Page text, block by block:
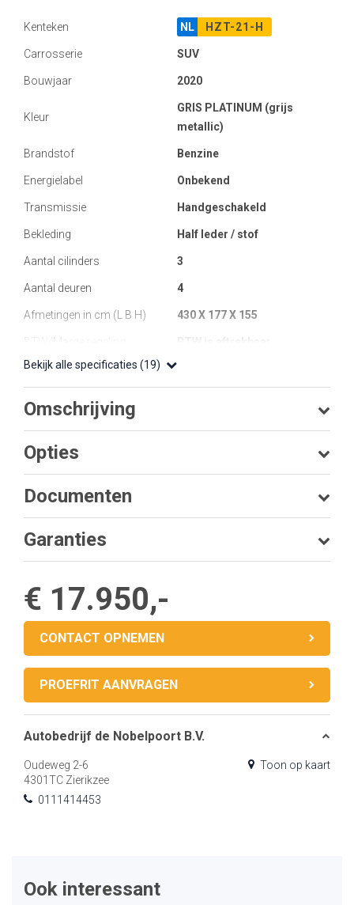
€ 17.950,-
CONTACT OPNEMEN
PROEFRIT AANVRAGEN
Autobedrijf de Nobelpoort B.V.
Oudeweg 2-6
4301TC Zierikzee
0111414453
Toon op kaart
Kenteken NL HZT-21-H
Carrosserie SUV
Bouwjaar 2020
Kleur
GRIS PLATINUM (grijs
metallic)
Brandstof Benzine
Energielabel Onbekend
Transmissie Handgeschakeld
Bekleding Half leder / stof
Aantal cilinders 3
Aantal deuren 4
Afmetingen in cm (L B H) 430 X 177 X 155
Bekijk alle specificaties (19)
Omschrijving
Opties
Documenten
Garanties
Ook interessant